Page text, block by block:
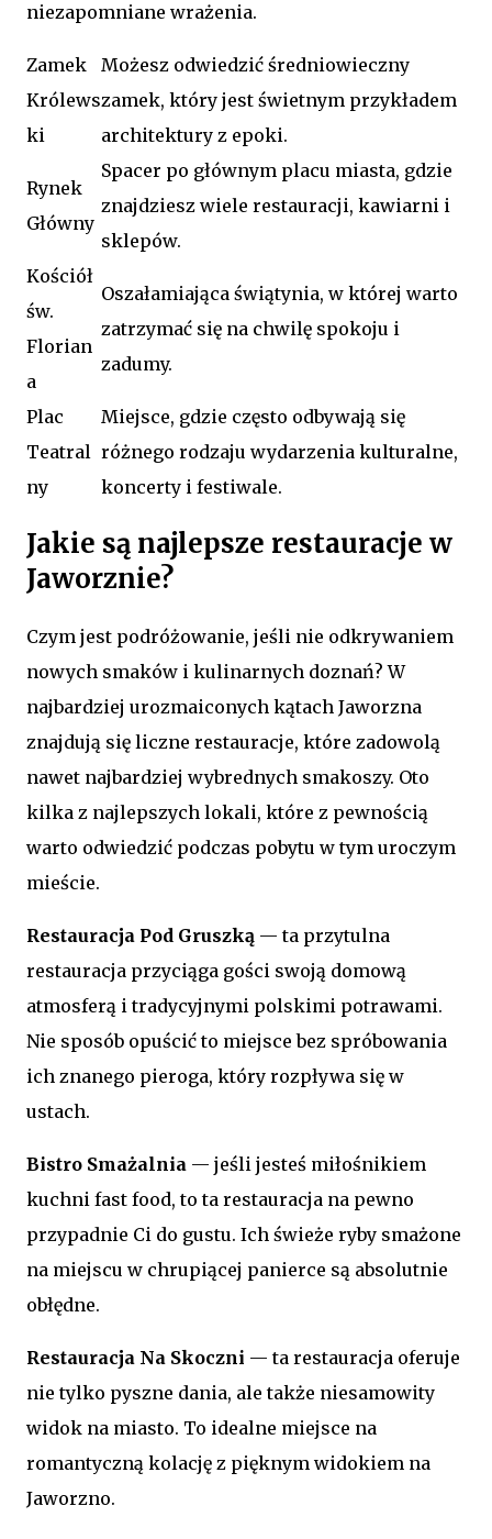
niezapomniane wrażenia.
Zamek
Królews
ki
Możesz odwiedzić średniowieczny
zamek, który jest świetnym przykładem
architektury z epoki.
Rynek
Główny
Spacer po głównym placu miasta, gdzie
znajdziesz wiele restauracji, kawiarni i
sklepów.
Kościół
św.
Florian
a
Oszałamiająca świątynia, w której warto
zatrzymać się na chwilę spokoju i
zadumy.
Plac
Teatral
ny
Miejsce, gdzie często odbywają się
różnego rodzaju wydarzenia kulturalne,
koncerty i festiwale.
Jakie są najlepsze restauracje w
Jaworznie?
Czym jest podróżowanie, jeśli nie odkrywaniem
nowych smaków i kulinarnych doznań? W
najbardziej urozmaiconych kątach Jaworzna
znajdują się liczne restauracje, które zadowolą
nawet najbardziej wybrednych smakoszy. Oto
kilka z najlepszych lokali, które z pewnością
warto odwiedzić podczas pobytu w tym uroczym
mieście.
Restauracja Pod Gruszką — ta przytulna
restauracja przyciąga gości swoją domową
atmosferą i tradycyjnymi polskimi potrawami.
Nie sposób opuścić to miejsce bez spróbowania
ich znanego pieroga, który rozpływa się w
ustach.
Bistro Smażalnia — jeśli jesteś miłośnikiem
kuchni fast food, to ta restauracja na pewno
przypadnie Ci do gustu. Ich świeże ryby smażone
na miejscu w chrupiącej panierce są absolutnie
obłędne.
Restauracja Na Skoczni — ta restauracja oferuje
nie tylko pyszne dania, ale także niesamowity
widok na miasto. To idealne miejsce na
romantyczną kolację z pięknym widokiem na
Jaworzno.